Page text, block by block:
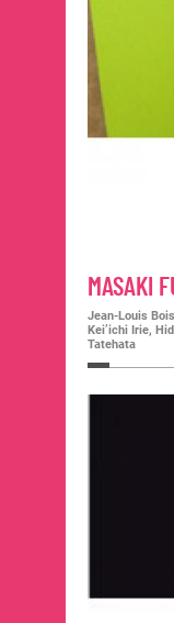
MASAKI
Jean-Louis
Kei’ichi Irie,
Tatehata